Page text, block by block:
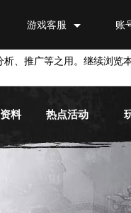
账
游戏客服
析、推广等之用。继续浏览
料 热点活动
指南
活动专区
兑换平台